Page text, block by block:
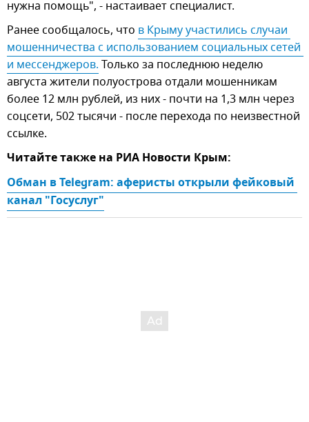
нужна помощь", - настаивает специалист.
Ранее сообщалось, что в Крыму участились случаи
мошенничества с использованием социальных сетей
и мессенджеров. Только за последнюю неделю
августа жители полуострова отдали мошенникам
более 12 млн рублей, из них - почти на 1,3 млн через
соцсети, 502 тысячи - после перехода по неизвестной
ссылке.
Читайте также на РИА Новости Крым:
Обман в Telegram: аферисты открыли фейковый
канал "Госуслуг"